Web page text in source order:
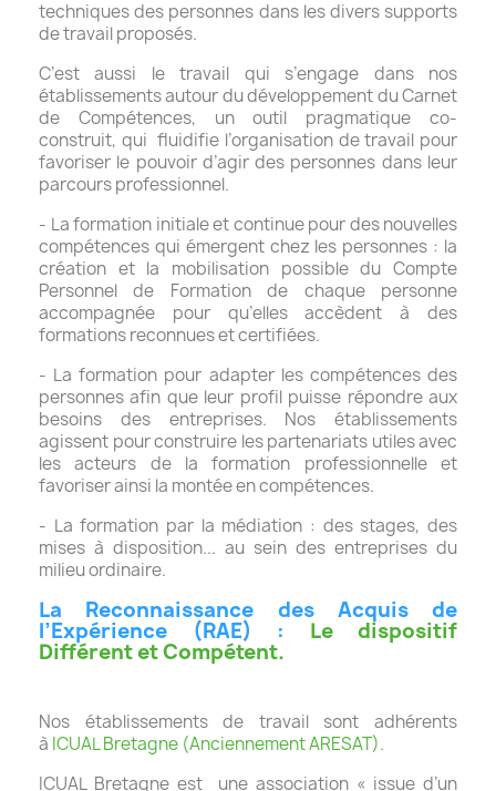
techniques des personnes dans les divers supports
de travail proposés.
C’est aussi le travail qui s’engage dans nos
établissements autour du développement du Carnet
de Compétences, un outil pragmatique co-
construit, qui fluidifie l’organisation de travail pour
favoriser le pouvoir d’agir des personnes dans leur
parcours professionnel.
- La formation initiale et continue pour des nouvelles
compétences qui émergent chez les personnes : la
création et la mobilisation possible du Compte
Personnel de Formation de chaque personne
accompagnée pour qu’elles accèdent à des
formations reconnues et certifiées.
- La formation pour adapter les compétences des
personnes afin que leur profil puisse répondre aux
besoins des entreprises. Nos établissements
agissent pour construire les partenariats utiles avec
les acteurs de la formation professionnelle et
favoriser ainsi la montée en compétences.
- La formation par la médiation : des stages, des
mises à disposition... au sein des entreprises du
milieu ordinaire.
La Reconnaissance des Acquis de
l’Expérience (RAE) : Le dispositif
Différent et Compétent.
Nos établissements de travail sont adhérents
à ICUAL Bretagne (Anciennement ARESAT).
ICUAL Bretagne est une association « issue d’un